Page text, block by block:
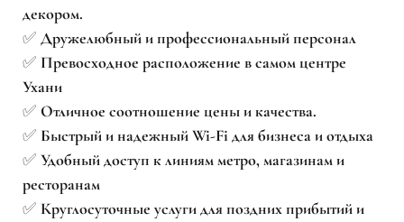
декором.
✅ Дружелюбный и профессиональный персонал
✅ Превосходное расположение в самом центре
Ухани
✅ Отличное соотношение цены и качества.
✅ Быстрый и надежный Wi-Fi для бизнеса и отдыха
✅ Удобный доступ к линиям метро, магазинам и
ресторанам
✅ Круглосуточные услуги для поздних прибытий и